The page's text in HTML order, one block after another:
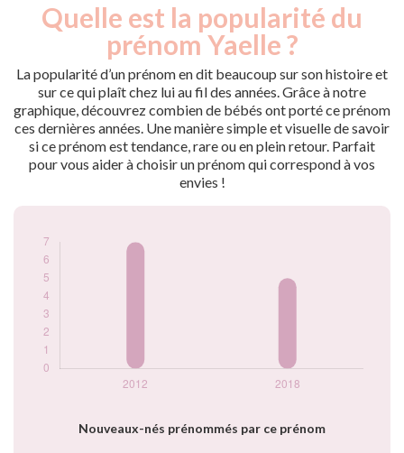
Quelle est la popularité du
prénom Yaelle ?
La popularité d’un prénom en dit beaucoup sur son histoire et
sur ce qui plaît chez lui au fil des années. Grâce à notre
graphique, découvrez combien de bébés ont porté ce prénom
ces dernières années. Une manière simple et visuelle de savoir
si ce prénom est tendance, rare ou en plein retour. Parfait
pour vous aider à choisir un prénom qui correspond à vos
envies !
Nouveaux-nés prénommés par ce prénom
Popularité du
prénom Yaelle par
année
Année
Nouveaux-
nés
2018
5